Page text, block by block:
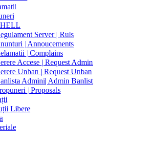
Server | Ruls
| Annoucements
| Complains
Accese | Request Admin
Unban | Request Unban
Admini| Admin Banlist
| Proposals
Libere